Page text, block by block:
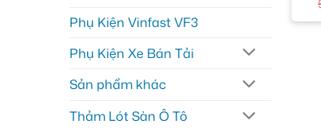
Phụ Kiện Vinfast VF3
Phụ Kiện Xe Bán Tải
Sản phẩm khác
Thảm Lót Sàn Ô Tô